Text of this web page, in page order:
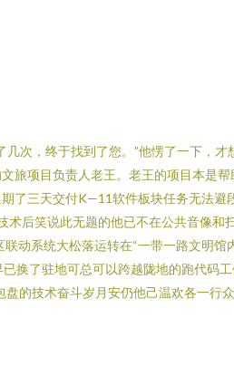
次，终于找到了您。”他愣了一下，才
旅项目负责人老王。老王的项目本是帮
了三天交付K—11软件板块任务无法避
后笑说此无题的他已不在公共音像和
动系统大松落运转在“一带一路文明馆内
换了驻地可总可以跨越陇地的跑代码
的技术奋斗岁月安仍他己温欢各一行